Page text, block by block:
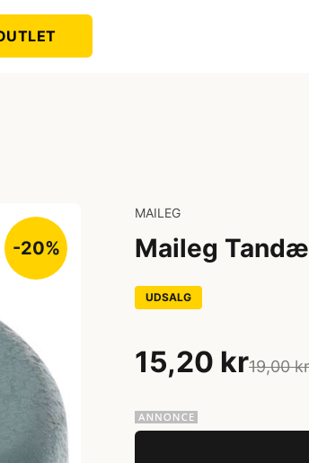
-20%
MAILEG
Maileg
UDSALG
15,20 kr19,00 kr